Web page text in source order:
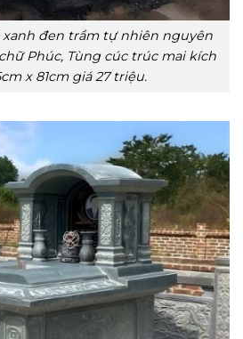
xanh đen trầm tự nhiên nguyên
Phúc, Tùng cúc trúc mai kích
x 81cm giá 27 triệu.